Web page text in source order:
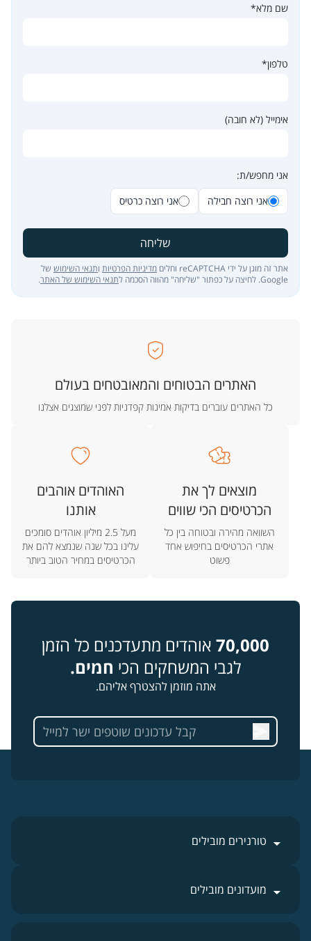
שם מלא*
טלפון*
אימייל (לא חובה)
אני מחפש/ת:
אני רוצה חבילה
אני רוצה כרטיס
שליחה
אתר זה מוגן על ידי reCAPTCHA וחלים מדיניות הפרטיות ותנאי השימוש של
Google. לחיצה על כפתור "שליחה" מהווה הסכמה ל
תנאי השימוש של האתר.
האתרים הבטוחים והמאובטחים בעולם
כל האתרים עוברים בדיקות אמינות קפדניות לפני שמוצגים אצלנו
מוצאים לך את
הכרטיסים הכי שווים
השוואה מהירה ובטוחה בין כל
אתרי הכרטיסים בחיפוש אחד
פשוט
האוהדים אוהבים
אותנו
מעל 2.5 מיליון אוהדים סומכים
עלינו בכל שנה שנמצא להם את
הכרטיסים במחיר הטוב ביותר
70,000 אוהדים מתעדכנים כל הזמן
לגבי המשחקים הכי חמים.
אתה מוזמן להצטרף אליהם.
טורנירים מובילים
מועדונים מובילים